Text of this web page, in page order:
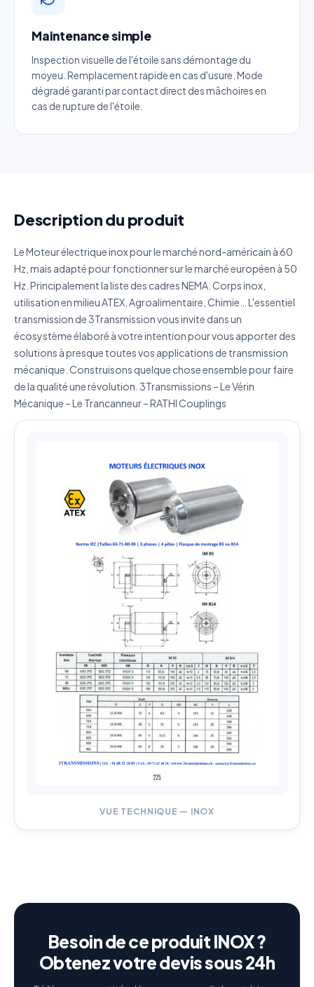
Maintenance simple
Inspection visuelle de l'étoile sans démontage du
moyeu. Remplacement rapide en cas d'usure. Mode
dégradé garanti par contact direct des mâchoires en
cas de rupture de l'étoile.
Description du produit
Le Moteur électrique inox pour le marché nord-américain à 60
Hz, mais adapté pour fonctionner sur le marché européen à 50
Hz. Principalement la liste des cadres NEMA. Corps inox,
utilisation en milieu ATEX, Agroalimentaire, Chimie… L'essentiel
transmission de 3Transmission vous invite dans un
écosystème élaboré à votre intention pour vous apporter des
solutions à presque toutes vos applications de transmission
mécanique. Construisons quelque chose ensemble pour faire
de la qualité une révolution. 3Transmissions – Le Vérin
Mécanique – Le Trancanneur – RATHI Couplings
VUE TECHNIQUE — INOX
Besoin de ce produit INOX ?
Obtenez votre devis sous 24h
Téléphone*
Catégorie
Décrivez votre besoin
J'accepte que mes données soient utilisées pour traiter
ma demande.Politique de confidentialité
Envoyer ma demande de devis
Vos données sont protégées et ne seront jamais
partagées